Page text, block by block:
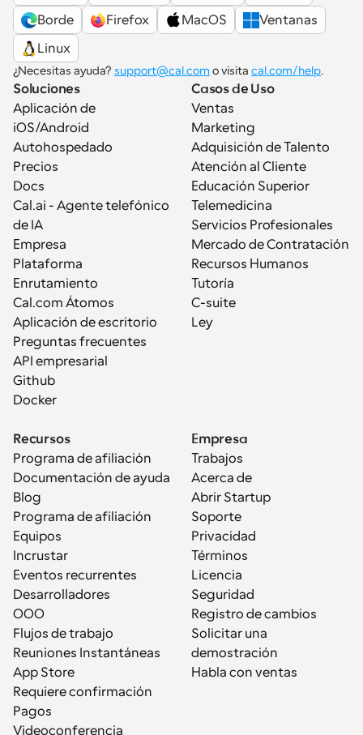
Borde
Firefox MacOS
Ventanas
Linux
¿Necesitas ayuda? support@cal.com o visita cal.com/help.
Soluciones
Aplicación de
iOS/Android
Autohospedado
Precios
Docs
Cal.ai - Agente telefónico
de IA
Empresa
Plataforma
Enrutamiento
Cal.com Átomos
Aplicación de escritorio
Preguntas frecuentes
API empresarial
Github
Docker
Casos de Uso
Ventas
Marketing
Adquisición de Talento
Atención al Cliente
Educación Superior
Telemedicina
Servicios Profesionales
Mercado de Contratación
Recursos Humanos
Tutoría
C-suite
Ley
Recursos
Programa de afiliación
Documentación de ayuda
Blog
Programa de afiliación
Equipos
Incrustar
Eventos recurrentes
Desarrolladores
OOO
Flujos de trabajo
Reuniones Instantáneas
App Store
Requiere confirmación
Pagos
Videoconferencia
Empresa
Trabajos
Acerca de
Abrir Startup
Soporte
Privacidad
Términos
Licencia
Seguridad
Registro de cambios
Solicitar una
demostración
Habla con ventas